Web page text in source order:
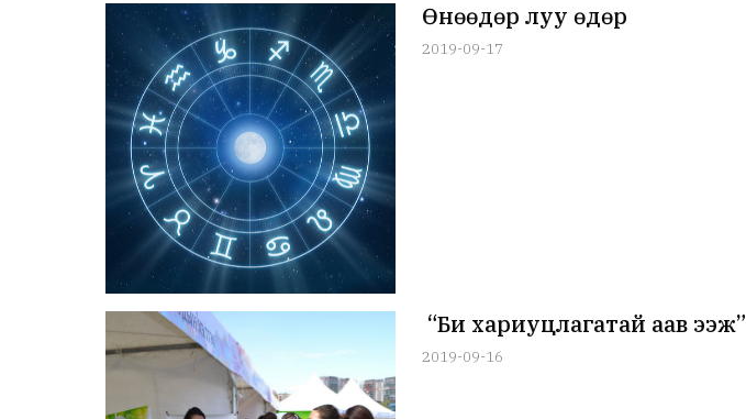
Өнөөдөр луу өдөр
2019-09-17
“Би хариуцлагатай аав ээж”
2019-09-16